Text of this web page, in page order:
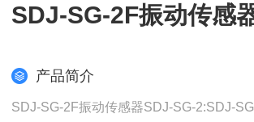
SDJ-SG-2F振动传感
产品简介
SDJ-SG-2F振动传感器SDJ-SG-2:SDJ-